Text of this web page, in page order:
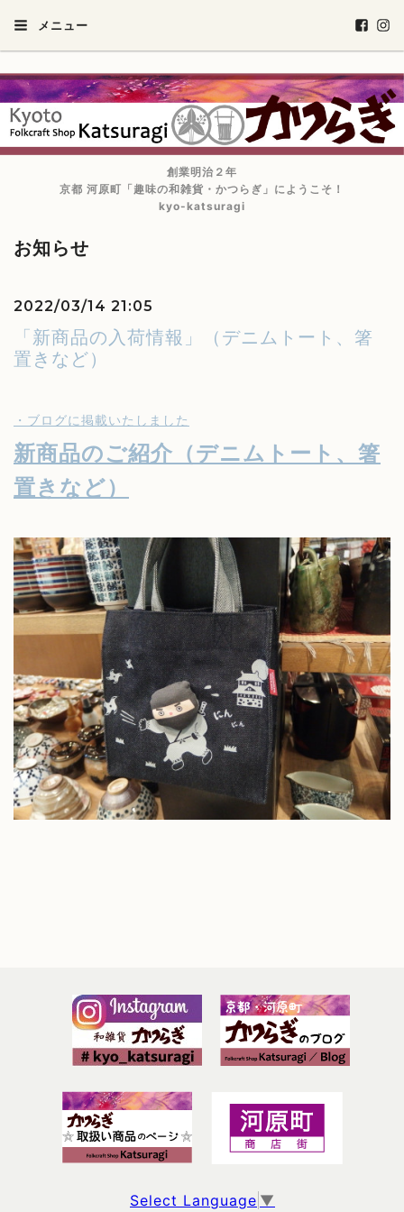
メニュー
創業明治２年
京都 河原町「趣味の和雑貨・かつらぎ」にようこそ！
kyo-katsuragi
お知らせ
2022/03/14 21:05
「新商品の入荷情報」（デニムトート、箸
置きなど）
・ブログに掲載いたしました
新商品のご紹介（デニムトート、箸
置きなど）
Select Language ▼